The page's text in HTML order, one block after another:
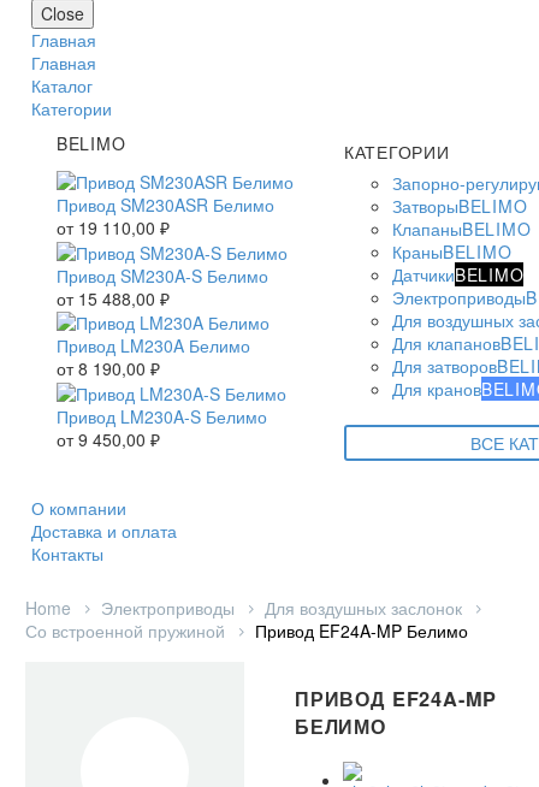
Close
Главная
Главная
Каталог
Категории
BELIMO
Привод SM230ASR Белимо
от 19 110,00 ₽
Привод SM230A-S Белимо
от 15 488,00 ₽
Привод LM230A Белимо
от8 190,00 ₽
Привод LM230A-S Белимо
от9 450,00 ₽
КАТЕГОРИИ
Запорно-
ЗатворыBELIMO
КлапаныBELIMO
КраныBELIMO
ДатчикиBELIMO
Электроприводы
Для воздушных
Для клапанов
Для затворов
Для кранов
ВСЕ
О компании
Доставка и оплата
Контакты
Home Электроприводы
Для воздушных заслонок
Со встроенной пружиной
Привод EF24A-MP Белимо
ПРИВОД EF24A-MP
БЕЛИМО